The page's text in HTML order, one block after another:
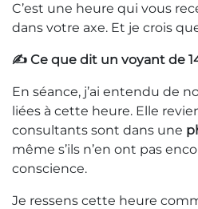
C’est une heure qui vous
dans votre axe. Et je crois
✍️ Ce que dit un voyant de
En séance, j’ai entendu de
liées à cette heure. Elle
consultants sont dans une
même s’ils n’en ont pas
conscience.
Je ressens cette heure